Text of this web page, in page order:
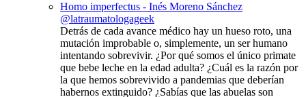
Homo imperfectus - Inés Moreno Sánchez
@latraumatologageek
Detrás de cada avance médico hay un hueso roto, una
mutación improbable o, simplemente, un ser humano
intentando sobrevivir. ¿Por qué somos el único primate
que bebe leche en la edad adulta? ¿Cuál es la razón por
la que hemos sobrevivido a pandemias que deberían
habernos extinguido? ¿Sabías que las abuelas son